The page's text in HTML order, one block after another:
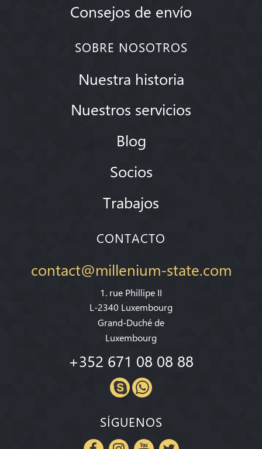
Consejos de envío
SOBRE NOSOTROS
Nuestra historia
Nuestros servicios
Blog
Socios
Trabajos
CONTACTO
contact@millenium-state.com
1. rue Phillipe II
L-2340 Luxembourg
Grand-Duché de
Luxembourg
+352 671 08 08 88
SÍGUENOS